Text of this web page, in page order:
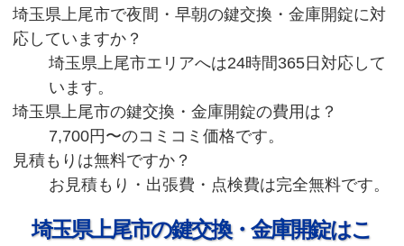
埼玉県上尾市で夜間・早朝の鍵交換・金庫開錠に対
応していますか？
埼玉県上尾市エリアへは24時間365日対応して
います。
埼玉県上尾市の鍵交換・金庫開錠の費用は？
7,700円〜のコミコミ価格です。
見積もりは無料ですか？
お見積もり・出張費・点検費は完全無料です。
埼玉県上尾市の鍵交換・金庫開錠はこ